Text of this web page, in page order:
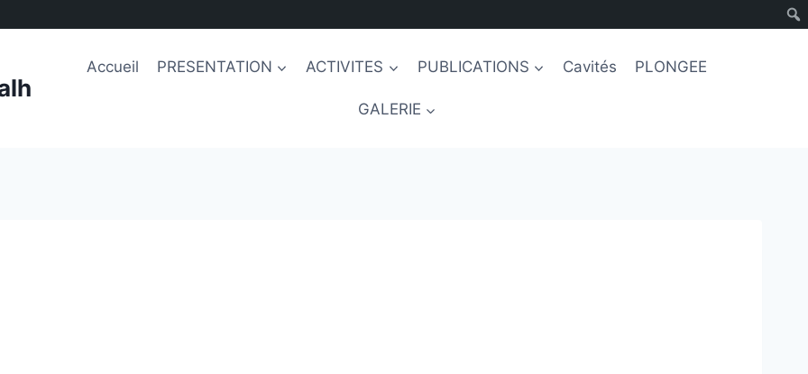
Accueil PRESENTATION ACTIVITES PUBLICATIONS Cavités PLONGEE
GALERIE